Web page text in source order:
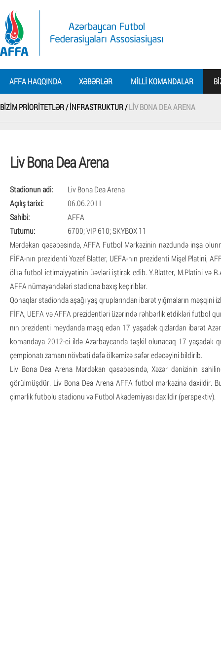
AFFA HAQQINDA XƏBƏRLƏR MILLI KOMANDALAR
BIZIM PRIORITETLƏR /İNFRASTRUKTUR /LIV BONA DEA ARENA
Liv Bona Dea Arena
Stadionun adi:
Liv Bona Dea Arena
Açılış tarixi:
06.06.2011
Sahibi:
AFFA
Tutumu:
6700; VIP 610; SKYBOX 11
Mərdəkan qəsəbəsində, AFFA Futbol Mərkəzinin nəzdundə inşa
FİFA-nın prezidenti Yozef Blatter, UEFA-nın prezidenti Mişel Platini,
ölkə futbol ictimaiyyətinin üəvləri iştirak edib. Y.Blatter, M.Platini və
AFFA nümayəndələri stadiona baxış keçiriblər.
Qonaqlar stadionda aşağı yaş qruplarından ibarət yığmaların məşqini
FİFA, UEFA və AFFA prezidentləri üzərində rəhbərlik etdikləri futbol
nın prezidenti meydanda məşq edən 17 yaşadək qızlardan ibarət
komandaya 2012-ci ildə Azərbaycanda təşkil olunacaq 17 yaşadək
çempionatı zamanı növbəti dəfə ölkəmizə səfər edəcəyini bildirib.
Liv Bona Dea Arena Mərdəkan qəsəbəsində, Xəzər dənizinin
görülmüşdür. Liv Bona Dea Arena AFFA futbol mərkəzinə daxildir.
çimərlik futbolu stadionu və Futbol Akademiyası daxildir (perspektiv).